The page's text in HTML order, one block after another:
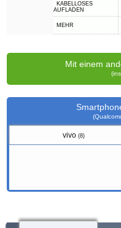
KABELLOSES
AUFLADEN
MEHR
Mit einem
vivo(8)